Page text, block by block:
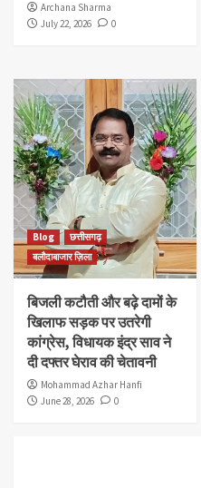
Archana Sharma
July 22, 2026
0
Blog
छत्तीसगढ़
बलौदाबाजार ज़िला
बिजली कटौती और बढ़े दामों के
खिलाफ सड़क पर उतरेगी
कांग्रेस, विधायक इंद्र साव ने
दी दफ्तर घेराव की चेतावनी
Mohammad Azhar Hanfi
June 28, 2026
0